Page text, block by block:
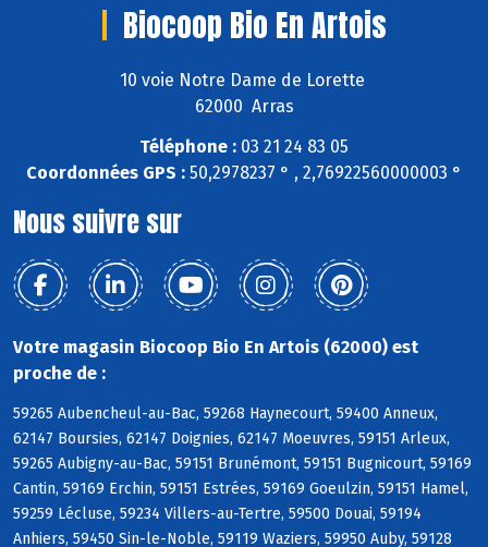
Biocoop Bio En Artois
10 voie Notre Dame de Lorette
62000 Arras
Téléphone : 03 21 24 83 05
Coordonnées GPS : 50,2978237 ° , 2,76922560000003 °
Nous suivre sur
Votre magasin Biocoop Bio En Artois (62000) est
proche de :
59265 Aubencheul-au-Bac, 59268 Haynecourt, 59400 Anneux,
62147 Boursies, 62147 Doignies, 62147 Moeuvres, 59151 Arleux,
59265 Aubigny-au-Bac, 59151 Brunémont, 59151 Bugnicourt, 59169
Cantin, 59169 Erchin, 59151 Estrées, 59169 Goeulzin, 59151 Hamel,
59259 Lécluse, 59234 Villers-au-Tertre, 59500 Douai, 59194
Anhiers, 59450 Sin-le-Noble, 59119 Waziers, 59950 Auby, 59128